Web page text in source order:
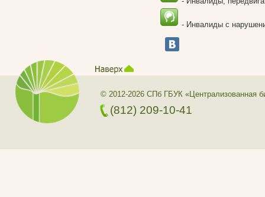
- Инвалиды с
© 2012-2026 СПб ГБУК «Централизованная
(812) 209-10-41